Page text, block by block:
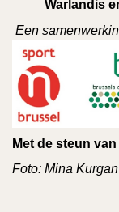
Warlandis
Een
Met de steun
Foto: Mina Kurgan